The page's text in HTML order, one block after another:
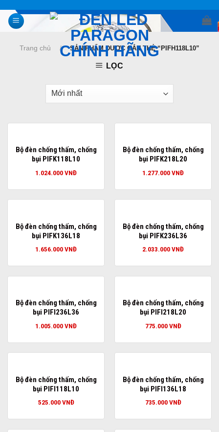
content
Trang chủ / SẢN PHẨM ĐƯỢC GẮN THẺ “PIFH118L10”
LỌC
Bộ đèn chống thấm, chống
bụi PIFK118L10
1.024.000VNĐ
Bộ đèn chống thấm, chống
bụi PIFK218L20
1.277.000VNĐ
Bộ đèn chống thấm, chống
bụi PIFK136L18
1.656.000VNĐ
Bộ đèn chống thấm, chống
bụi PIFK236L36
2.033.000VNĐ
Bộ đèn chống thấm, chống
bụi PIFI236L36
1.005.000VNĐ
Bộ đèn chống thấm, chống
bụi PIFI218L20
775.000VNĐ
Bộ đèn chống thấm, chống
bụi PIFI118L10
525.000VNĐ
Bộ đèn chống thấm, chống
bụi PIFI136L18
735.000VNĐ